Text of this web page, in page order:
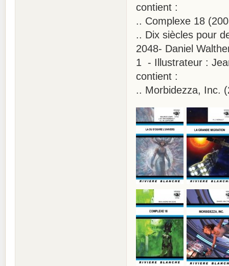
contient :
.. Complexe 18
.. Dix siècles pour
2048- Daniel
1 - Illustrateur :
contient :
.. Morbidezza, Inc.